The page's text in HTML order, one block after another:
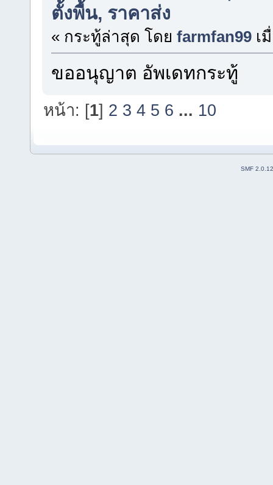
ตั้งพื้น, ราคาส่ง
« กระทู้ล่าสุด โดย farmfan99 เ
ขออนุญาต อัพเดทกระทู้
หน้า: [1] 2 3 4 5 6 ... 10
SMF 2.0.12